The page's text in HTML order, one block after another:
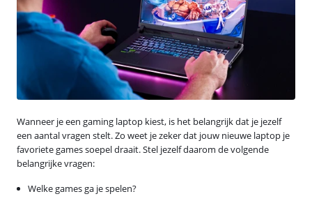
Wanneer je een gaming laptop kiest, is het belangrijk dat je jezelf
een aantal vragen stelt. Zo weet je zeker dat jouw nieuwe laptop je
favoriete games soepel draait. Stel jezelf daarom de volgende
belangrijke vragen:
Welke games ga je spelen?